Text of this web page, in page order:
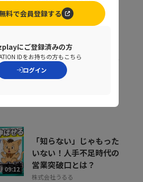
んで成果につなげる
株式会社うるる
成果を出す営業はこう行
動する。4つのクイズで
09:12
「知らない」じゃもった
いない！人手不足時代の
営業突破口とは？
株式会社うるる
料で会員登録する
にご登録済みの方
IDをお持ちの方もこちら
ログイン